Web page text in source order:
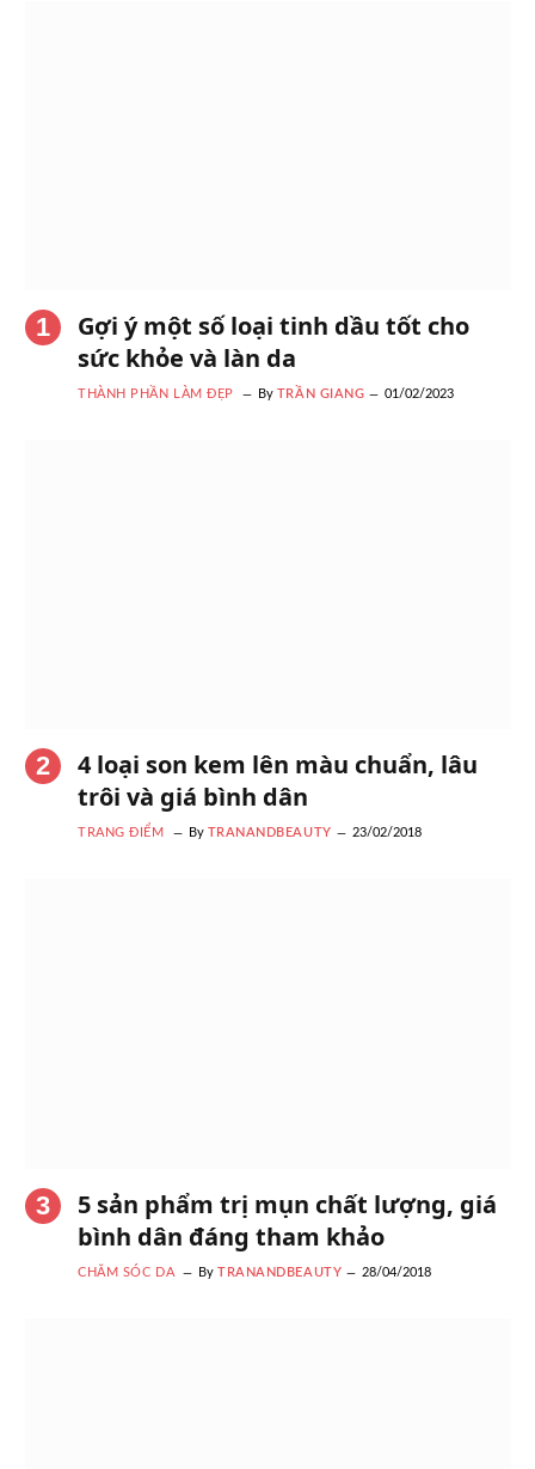
Gợi ý một số loại tinh dầu tốt cho
sức khỏe và làn da
THÀNH PHẦN LÀM ĐẸP By TRẦN GIANG 01/02/2023
4 loại son kem lên màu chuẩn, lâu
trôi và giá bình dân
TRANG ĐIỂM By TRANANDBEAUTY 23/02/2018
5 sản phẩm trị mụn chất lượng, giá
bình dân đáng tham khảo
CHĂM SÓC DA By TRANANDBEAUTY 28/04/2018